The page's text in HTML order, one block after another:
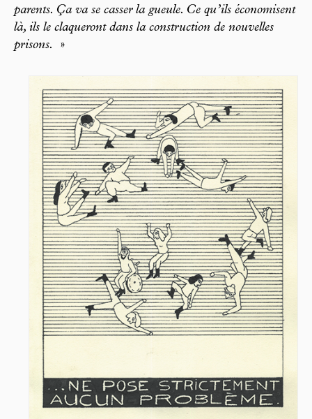
parents. Ça va se casser la gueule. Ce qu’ils économisent
là, ils le claqueront dans la construction de nouvelles
prisons.
»